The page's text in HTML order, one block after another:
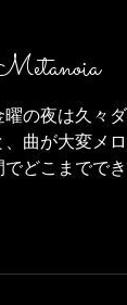
の夜は久々
曲が大変メ
どこまでで